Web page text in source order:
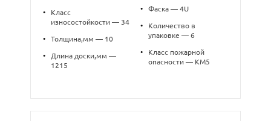
•
Класс
износостойкости — 34
• Толщина,мм — 10
•
Длина доски,мм —
1215
• Фаска — 4U
•
Количество в
упаковке — 6
•
Класс пожарной
опасности — КМ5